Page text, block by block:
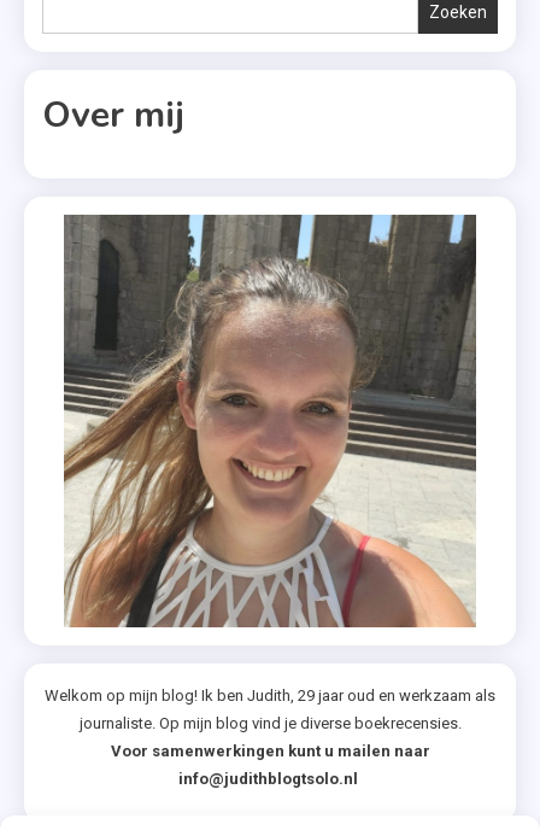
Zoeken
Over mij
Welkom op mijn blog! Ik ben Judith, 29 jaar oud en werkzaam als
journaliste. Op mijn blog vind je diverse boekrecensies.
Voor samenwerkingen kunt u mailen naar
info@judithblogtsolo.nl